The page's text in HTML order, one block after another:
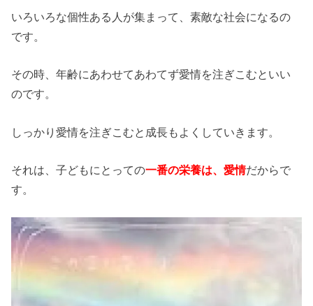
いろいろな個性ある人が集まって、素敵な社会になるの
です。
その時、年齢にあわせてあわてず愛情を注ぎこむといい
のです。
しっかり愛情を注ぎこむと成長もよくしていきます。
それは、子どもにとっての一番の栄養は、愛情だからで
す。